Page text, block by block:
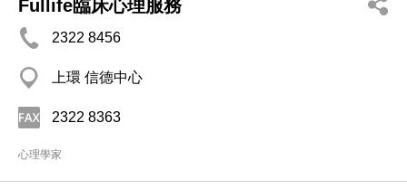
Fullife臨床心理服務
2322 8456
上環 信德中心
2322 8363
心理學家